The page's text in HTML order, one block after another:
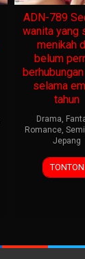
ADN-789
wanita yang
menikah
belum
selama
tahun
Drama,
Romance, Semi
Jepang
TONTON